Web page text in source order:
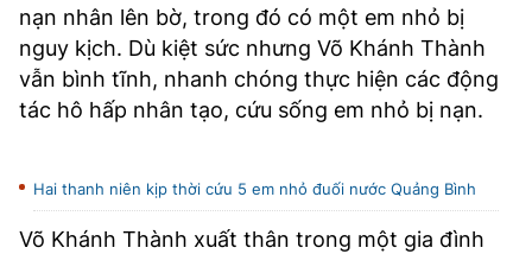
nạn nhân lên bờ, trong đó có một em nhỏ bị
nguy kịch. Dù kiệt sức nhưng Võ Khánh Thành
vẫn bình tĩnh, nhanh chóng thực hiện các động
tác hô hấp nhân tạo, cứu sống em nhỏ bị nạn.
Hai thanh niên kịp thời cứu 5 em nhỏ đuối nước Quảng Bình
Võ Khánh Thành xuất thân trong một gia đình